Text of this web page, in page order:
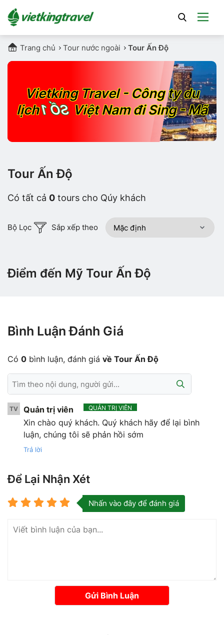
Trang chủ Tour nước ngoài Tour Ấn Độ
Vietking Travel - Công ty du
lịchSỐ 1 Việt Nam đi Sing - Mã
Tour Ấn Độ
Có tất cả 0 tours cho Qúy khách
Bộ Lọc Sắp xếp theo
Điểm đến Mỹ Tour Ấn Độ
Bình Luận Đánh Giá
Có 0 bình luận, đánh giá về Tour Ấn Độ
TV Quản trị viên QUẢN TRỊ VIÊN
Xin chào quý khách. Quý khách hãy để lại bình
luận, chúng tôi sẽ phản hồi sớm
Trả lời
Để Lại Nhận Xét
Nhấn vào đây để đánh giá
Gửi Bình Luận